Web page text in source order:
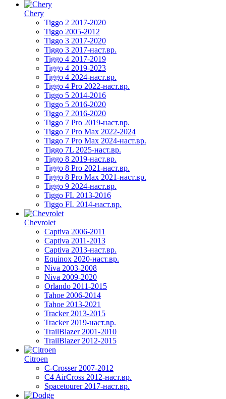
Chery
Tiggo 2 2017-2020
Tiggo 2005-2012
Tiggo 3 2017-2020
Tiggo 3 2017-наст.вр.
Tiggo 4 2017-2019
Tiggo 4 2019-2023
Tiggo 4 2024-наст.вр.
Tiggo 4 Pro 2022-наст.вр.
Tiggo 5 2014-2016
Tiggo 5 2016-2020
Tiggo 7 2016-2020
Tiggo 7 Pro 2019-наст.вр.
Tiggo 7 Pro Max 2022-2024
Tiggo 7 Pro Max 2024-наст.вр.
Tiggo 7L 2025-наст.вр.
Tiggo 8 2019-наст.вр.
Tiggo 8 Pro 2021-наст.вр.
Tiggo 8 Pro Max 2021-наст.вр.
Tiggo 9 2024-наст.вр.
Tiggo FL 2013-2016
Tiggo FL 2014-наст.вр.
Chevrolet
Captiva 2006-2011
Captiva 2011-2013
Captiva 2013-наст.вр.
Equinox 2020-наст.вр.
Niva 2003-2008
Niva 2009-2020
Orlando 2011-2015
Tahoe 2006-2014
Tahoe 2013-2021
Tracker 2013-2015
Tracker 2019-наст.вр.
TrailBlazer 2001-2010
TrailBlazer 2012-2015
Citroen
C-Crosser 2007-2012
C4 AirCross 2012-наст.вр.
Spacetourer 2017-наст.вр.